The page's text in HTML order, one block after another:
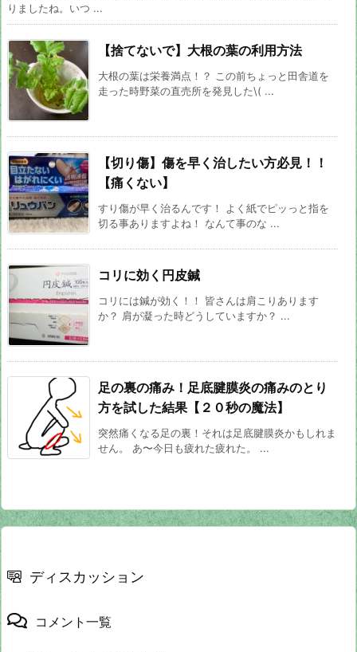
りましたね。いつ ...
【捨てないで】大根の葉の利用方法
大根の葉は栄養満点！？ この前ちょっと田舎道を
走った時野菜の直売所を発見した\( ...
【切り傷】傷を早く治したい方必見！！
【痛くない】
すり傷が早く治るんです！ よく紙でピッっと指を
切る事ありますよね！ なんて事のな ...
コリに効く円皮鍼
コリには鍼が効く！！ 皆さんは肩こりあります
か？ 肩が凝った時どうしていますか？ ...
足の裏の痛み！足底腱膜炎の痛みのとり
方を試した結果【２０秒の魔法】
突然痛くなる足の裏！それは足底腱膜炎かもしれま
せん。 あ〜今日も疲れた疲れた。 ...
ディスカッション
コメント一覧